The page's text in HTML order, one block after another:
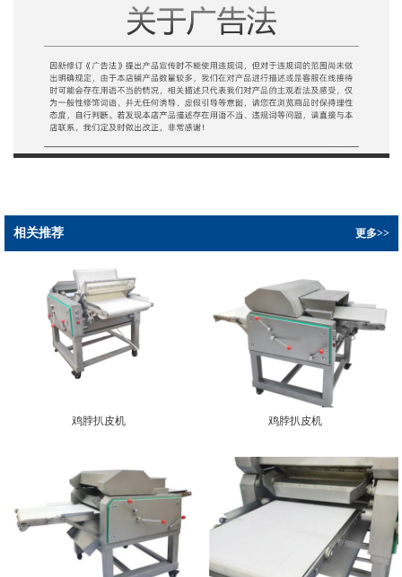
相关推荐 更多>>
鸡脖扒皮机 鸡脖扒皮机